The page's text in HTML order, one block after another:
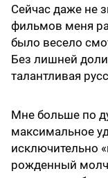
Сейчас даже не
фильмов меня
было весело
Без лишней доли
талантливая
Мне больше по
максимальное
исключительно
рожденный